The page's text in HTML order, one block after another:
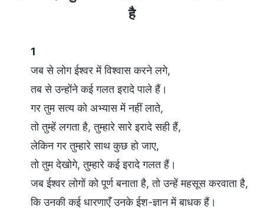
है
1
जब से लोग ईश्वर में विश्वास करने लगे,
तब से उन्होंने कई गलत इरादे पाले हैं।
गर तुम सत्य को अभ्यास में नहीं लाते,
तो तुम्हें लगता है, तुम्हारे सारे इरादे सही हैं,
लेकिन गर तुम्हारे साथ कुछ हो जाए,
तो तुम देखोगे, तुम्हारे कई इरादे गलत हैं।
जब ईश्वर लोगों को पूर्ण बनाता है, तो उन्हें महसूस करवाता है,
कि उनकी कई धारणाएँ उनके ईश-ज्ञान में बाधक हैं।